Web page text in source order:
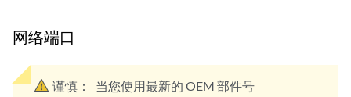
网络端口
谨慎：
当您使用最新的 OEM 部件号